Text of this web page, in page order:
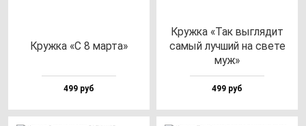
Круж­ка «С 8 мар­та»
499 руб
Круж­ка «Так выг­ля­дит
са­мый луч­ший на све­те
муж»
499 руб